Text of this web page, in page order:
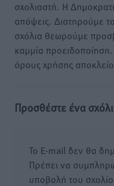
σχολιαστή. Η
απόψεις. Διατηρούμε
σχόλια θεωρούμε
καμμία
όρους χρήσης
Προσθέστε ένα
Το E-mail δεν θα
Πρέπει να
υποβολή του